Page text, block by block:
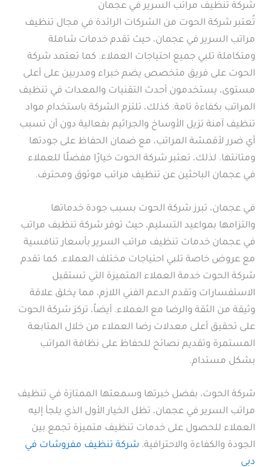
شركة تنظيف مراتب السرير في عجمان
تُعتبر شركة الحوت من الشركات الرائدة في مجال تنظيف
مراتب السرير في عجمان، حيث تقدم خدمات شاملة
ومتكاملة تلبي جميع احتياجات العملاء. كما تعتمد شركة
الحوت على فريق متخصص يضم خبراء ومدربين على أعلى
مستوى، يستخدمون أحدث التقنيات والمعدات في تنظيف
المراتب بكفاءة تامة. كذلك، تلتزم الشركة باستخدام مواد
تنظيف آمنة تزيل الأوساخ والجراثيم بفعالية دون أن تسبب
أي ضرر لأقمشة المراتب، مع ضمان الحفاظ على جودتها
ومتانتها. لذلك، تعتبر شركة الحوت خيارًا مفضلًا للعملاء
في عجمان الباحثين عن تنظيف مراتب موثوق ومحترف.
في عجمان، تبرز شركة الحوت بسبب جودة خدماتها
والتزامها بمواعيد التسليم، حيث توفر شركة تنظيف مراتب
في عجمان خدمات تنظيف مراتب السرير بأسعار تنافسية
مع عروض خاصة تلبي احتياجات مختلف العملاء. كما تقدم
شركة الحوت خدمة العملاء المتميزة التي تستقبل
الاستفسارات وتقدم الدعم الفني اللازم، مما يخلق علاقة
وثيقة من الثقة والرضا مع العملاء. أيضاً، تركز شركة الحوت
على تحقيق أعلى معدلات رضا العملاء من خلال المتابعة
المستمرة وتقديم نصائح للحفاظ على نظافة المراتب
بشكل مستدام.
شركة الحوت، بفضل خبرتها وسمعتها الممتازة في تنظيف
مراتب السرير في عجمان، تظل الخيار الأول الذي يلجأ إليه
العملاء للحصول على خدمات تنظيف متميزة تجمع بين
الجودة والكفاءة والاحترافية. شركة تنظيف مفروشات في
دبي